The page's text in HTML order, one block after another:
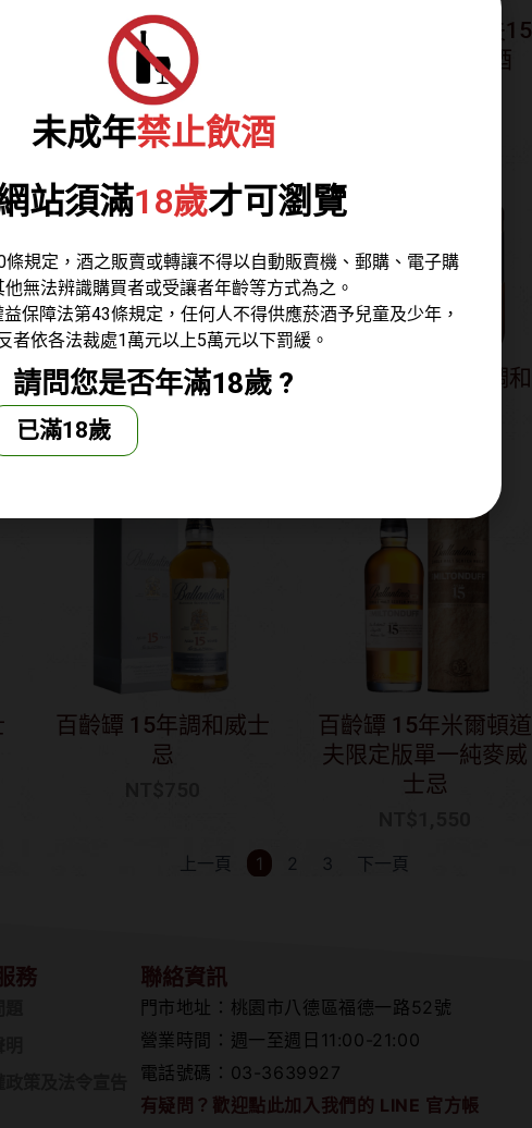
未成年禁止飲酒
站須滿18歲才可瀏覽
規定，酒之販賣或轉讓不得以自動販賣機、郵購、電子購
他無法辨識購買者或受讓者年齡等方式為之。
保障法第43條規定，任何人不得供應菸酒予兒童及少年，
者依各法裁處1萬元以上5萬元以下罰緩。
請問您是否年滿18歲 ?
已滿18歲
百齡罈 格蘭伯吉15年
迷你酒/小樣酒
NT$280
百齡罈 米爾頓道夫15
年 迷你酒/小樣酒
百齡罈 12年調和威士
NT$
百齡罈 金璽12年調和
百齡罈 15年調和威士
忌
百齡罈 15年米爾頓道
夫限定版單一純麥威
士忌
上一頁 1 2 3 下一頁
務 聯絡資訊
門市地址：桃園市八德區福德一路52號
營業時間：週一至週日11:00-21:00
電話號碼：03-3639927
有疑問？歡迎點此加入我們的 LINE 官方帳